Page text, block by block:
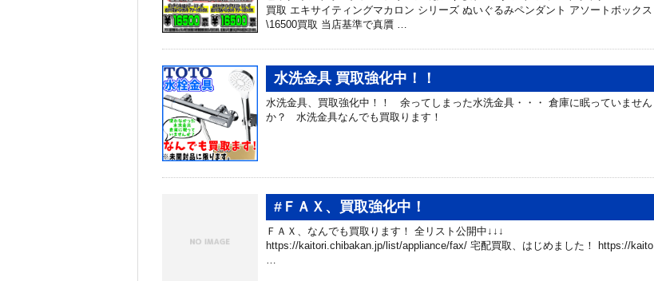
買取 エキサイティングマカロン シリーズ ぬいぐるみペンダント アソートボックス
\16500買取 当店基準で真贋 …
水洗金具 買取強化中！！
水洗金具、買取強化中！！ 余ってしまった水洗金具・・・ 倉庫に眠っていません
か？ 水洗金具なんでも買取ります！
#ＦＡＸ、買取強化中！
ＦＡＸ、なんでも買取ります！ 全リスト公開中↓↓↓
https://kaitori.chibakan.jp/list/appliance/fax/ 宅配買取、はじめました！ https://kaito
…